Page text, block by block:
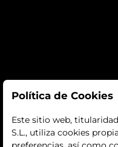
Subastas
subastas
histórico
Política de Cookies
Este sitio web, titularidad
S.L., utiliza cookies